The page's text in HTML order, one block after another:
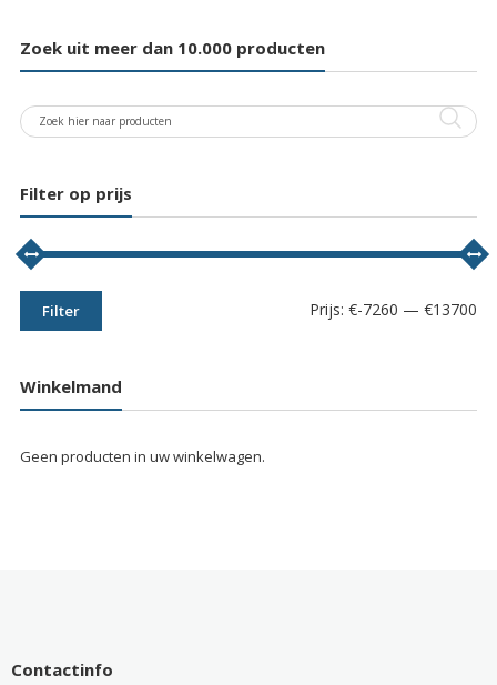
Zoek uit meer dan 10.000 producten
Filter op prijs
Filter Prijs:€-7260 —€13700
Winkelmand
Geen producten in uw winkelwagen.
Contactinfo